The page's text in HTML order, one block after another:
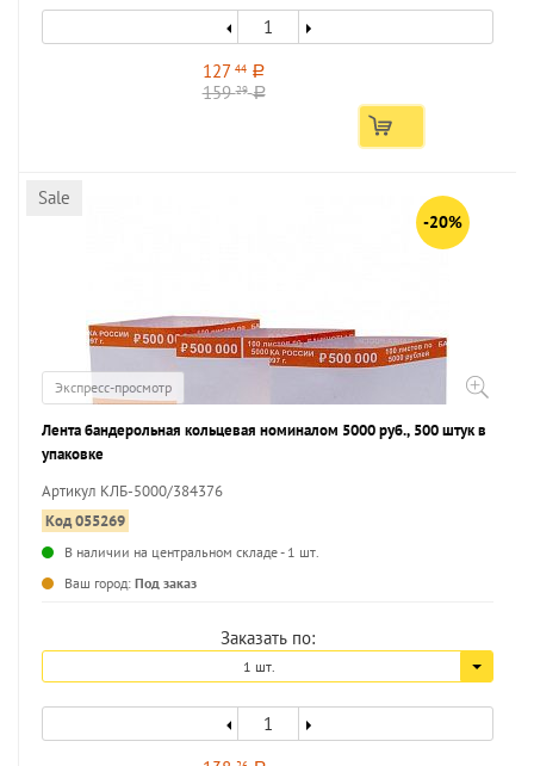
12744 a
15929 a
Sale
-20%
Экспресс-просмотр
Лента бандерольная кольцевая номиналом 5000 руб., 500 штук в
упаковке
Артикул КЛБ-5000/384376
Код 055269
В наличии на центральном складе - 1 шт.
Ваш город: Под заказ
Заказать по:
1 шт.